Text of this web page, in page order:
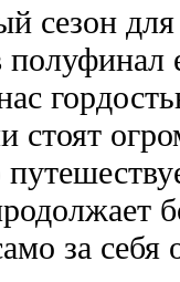
сезон
стоят
за себя